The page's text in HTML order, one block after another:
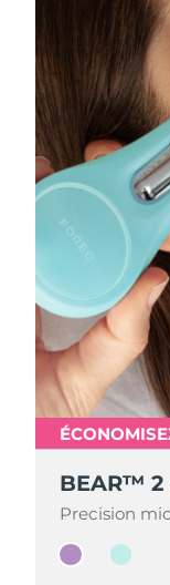
BEAR™ 2
Precision
BEAR™ 2
Precision